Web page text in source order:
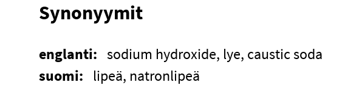
Synonyymit
englanti: sodium hydroxide, lye, caustic soda
suomi:
lipeä, natronlipeä